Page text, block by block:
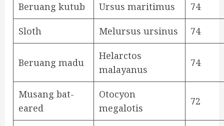
Beruang kutub Ursus maritimus 74
Sloth Melursus ursinus 74
Beruang madu
Helarctos
malayanus
74
Musang bat-
eared
Otocyon
megalotis
72